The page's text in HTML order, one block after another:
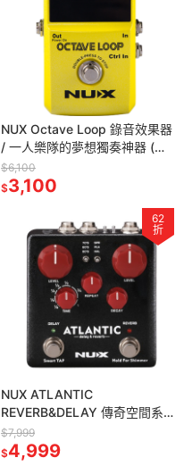
NUX Octave Loop 錄音效果器
/ 一人樂隊的夢想獨奏神器 (原
廠保固)
$6,100
$3,100
62
折
NUX ATLANTIC
REVERB&DELAY 傳奇空間系
效果器效果器 (原廠保固)
$7,999
$4,999